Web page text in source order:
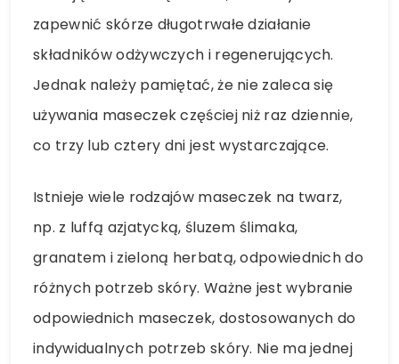
zapewnić skórze długotrwałe działanie
składników odżywczych i regenerujących.
Jednak należy pamiętać, że nie zaleca się
używania maseczek częściej niż raz dziennie,
co trzy lub cztery dni jest wystarczające.
Istnieje wiele rodzajów maseczek na twarz,
np. z luffą azjatycką, śluzem ślimaka,
granatem i zieloną herbatą, odpowiednich do
różnych potrzeb skóry. Ważne jest wybranie
odpowiednich maseczek, dostosowanych do
indywidualnych potrzeb skóry. Nie ma jednej